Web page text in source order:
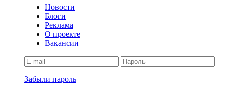
Новости
Блоги
Реклама
О проекте
Вакансии
Забыли пароль